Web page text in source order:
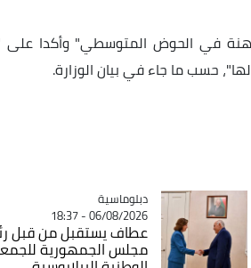
في الحوض المتوسطي" وأكدا على
حسب ما جاء في بيان الوزارة.
Catégorie
دبلوماسية
06/08/2026 - 18:37
عطاف يستقبل من قبل
مجلس الجمهورية